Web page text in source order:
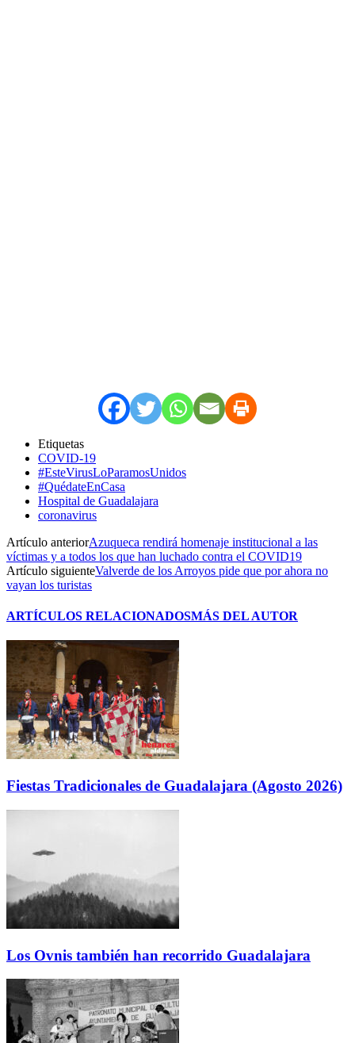
Etiquetas
COVID-19
#EsteVirusLoParamosUnidos
#QuédateEnCasa
Hospital de Guadalajara
coronavirus
Artículo anteriorAzuqueca rendirá homenaje institucional a las
víctimas y a todos los que han luchado contra el COVID19
Artículo siguienteValverde de los Arroyos pide que por ahora no
vayan los turistas
ARTÍCULOS RELACIONADOSMÁS DEL AUTOR
Fiestas Tradicionales de Guadalajara (Agosto 2026)
Los Ovnis también han recorrido Guadalajara